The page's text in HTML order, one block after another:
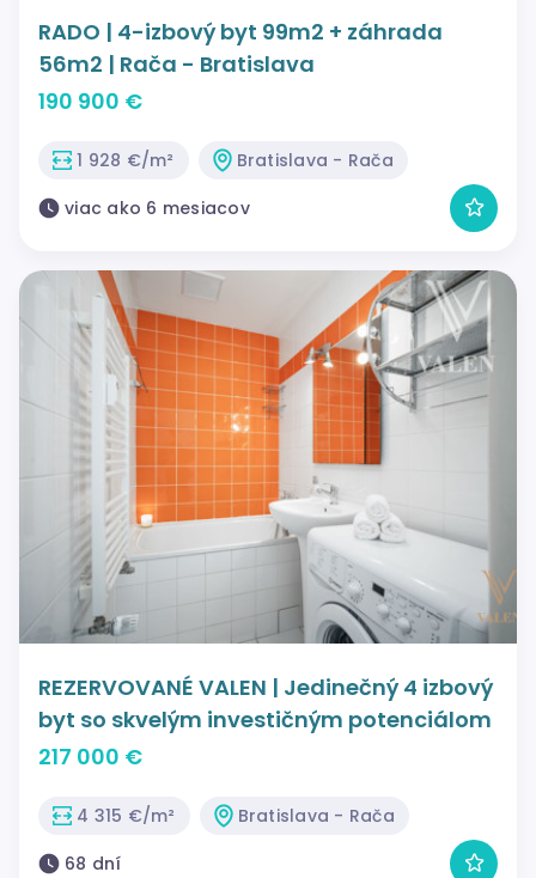
RADO | 4-izbový byt 99m2 + záhrada
56m2 | Rača - Bratislava
190 900 €
1 928 €/m²
Bratislava - Rača
viac ako 6 mesiacov
REZERVOVANÉ VALEN | Jedinečný 4 izbový
byt so skvelým investičným potenciálom
217 000 €
4 315 €/m²
Bratislava - Rača
68 dní